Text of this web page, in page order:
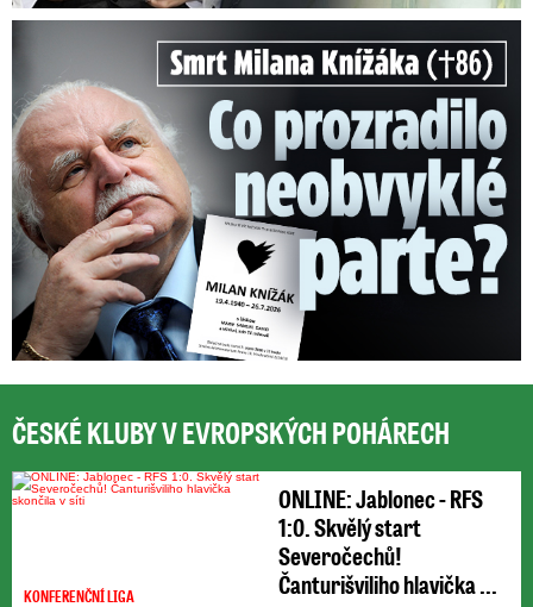
Smrt Milana Knížáka (†86): Co prozradilo neobvyklé parte?
ČESKÉ KLUBY V EVROPSKÝCH POHÁRECH
KONFERENČNÍ LIGA
ONLINE: Jablonec - RFS
1:0. Skvělý start
Severočechů!
Čanturišviliho hlavička ...